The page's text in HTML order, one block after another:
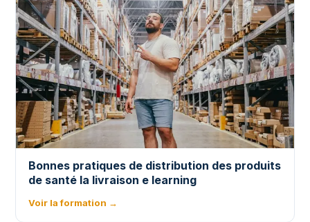
Bonnes pratiques de distribution des produits
de santé la livraison e learning
Voir la formation →